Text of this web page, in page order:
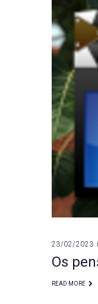
23/02/2023
Os
READ MORE